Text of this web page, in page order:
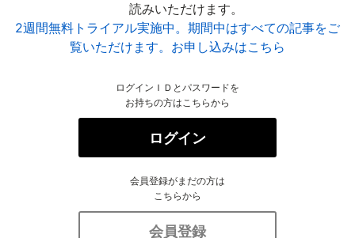
読みいただけます。
2週間無料トライアル実施中。期間中はすべての記事をご
覧いただけます。お申し込みはこちら
ログインＩＤとパスワードを
お持ちの方はこちらから
ログイン
会員登録がまだの方は
こちらから
会員登録